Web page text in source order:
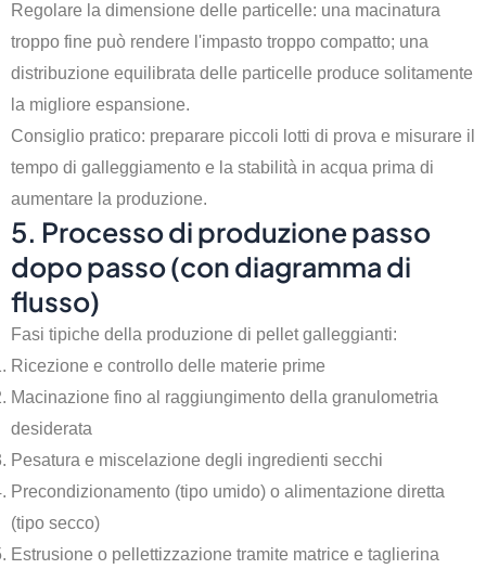
Regolare la dimensione delle particelle: una macinatura
troppo fine può rendere l'impasto troppo compatto; una
distribuzione equilibrata delle particelle produce solitamente
la migliore espansione.
Consiglio pratico: preparare piccoli lotti di prova e misurare il
tempo di galleggiamento e la stabilità in acqua prima di
aumentare la produzione.
5. Processo di produzione passo
dopo passo (con diagramma di
flusso)
Fasi tipiche della produzione di pellet galleggianti:
Ricezione e controllo delle materie prime
Macinazione fino al raggiungimento della granulometria
desiderata
Pesatura e miscelazione degli ingredienti secchi
Precondizionamento (tipo umido) o alimentazione diretta
(tipo secco)
Estrusione o pellettizzazione tramite matrice e taglierina